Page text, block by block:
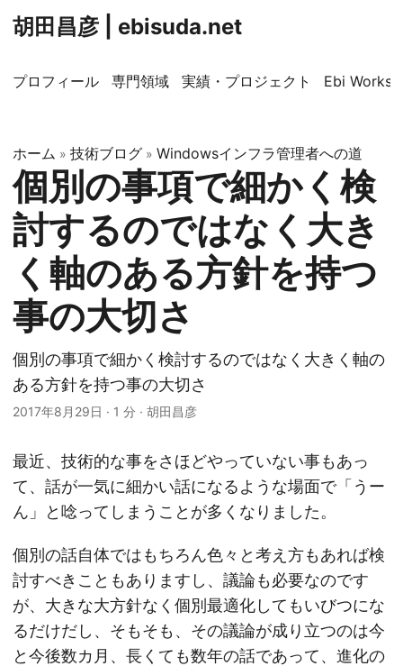
胡田昌彦 | ebisuda.net
プロフィール 専門領域 実績・プロジェクト Ebi
ホーム » 技術ブログ » Windowsインフラ管理者への道
個別の事項で細かく検
討するのではなく大き
く軸のある方針を持つ
事の大切さ
個別の事項で細かく検討するのではなく大きく軸の
ある方針を持つ事の大切さ
2017年8月29日 · 1 分 · 胡田昌彦
最近、技術的な事をさほどやっていない事もあっ
て、話が一気に細かい話になるような場面で「うー
ん」と唸ってしまうことが多くなりました。
個別の話自体ではもちろん色々と考え方もあれば検
討すべきこともありますし、議論も必要なのです
が、大きな大方針なく個別最適化してもいびつにな
るだけだし、そもそも、その議論が成り立つのは今
と今後数カ月、長くても数年の話であって、進化の